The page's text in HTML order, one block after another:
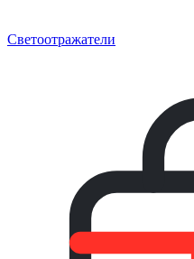
Светоотражатели